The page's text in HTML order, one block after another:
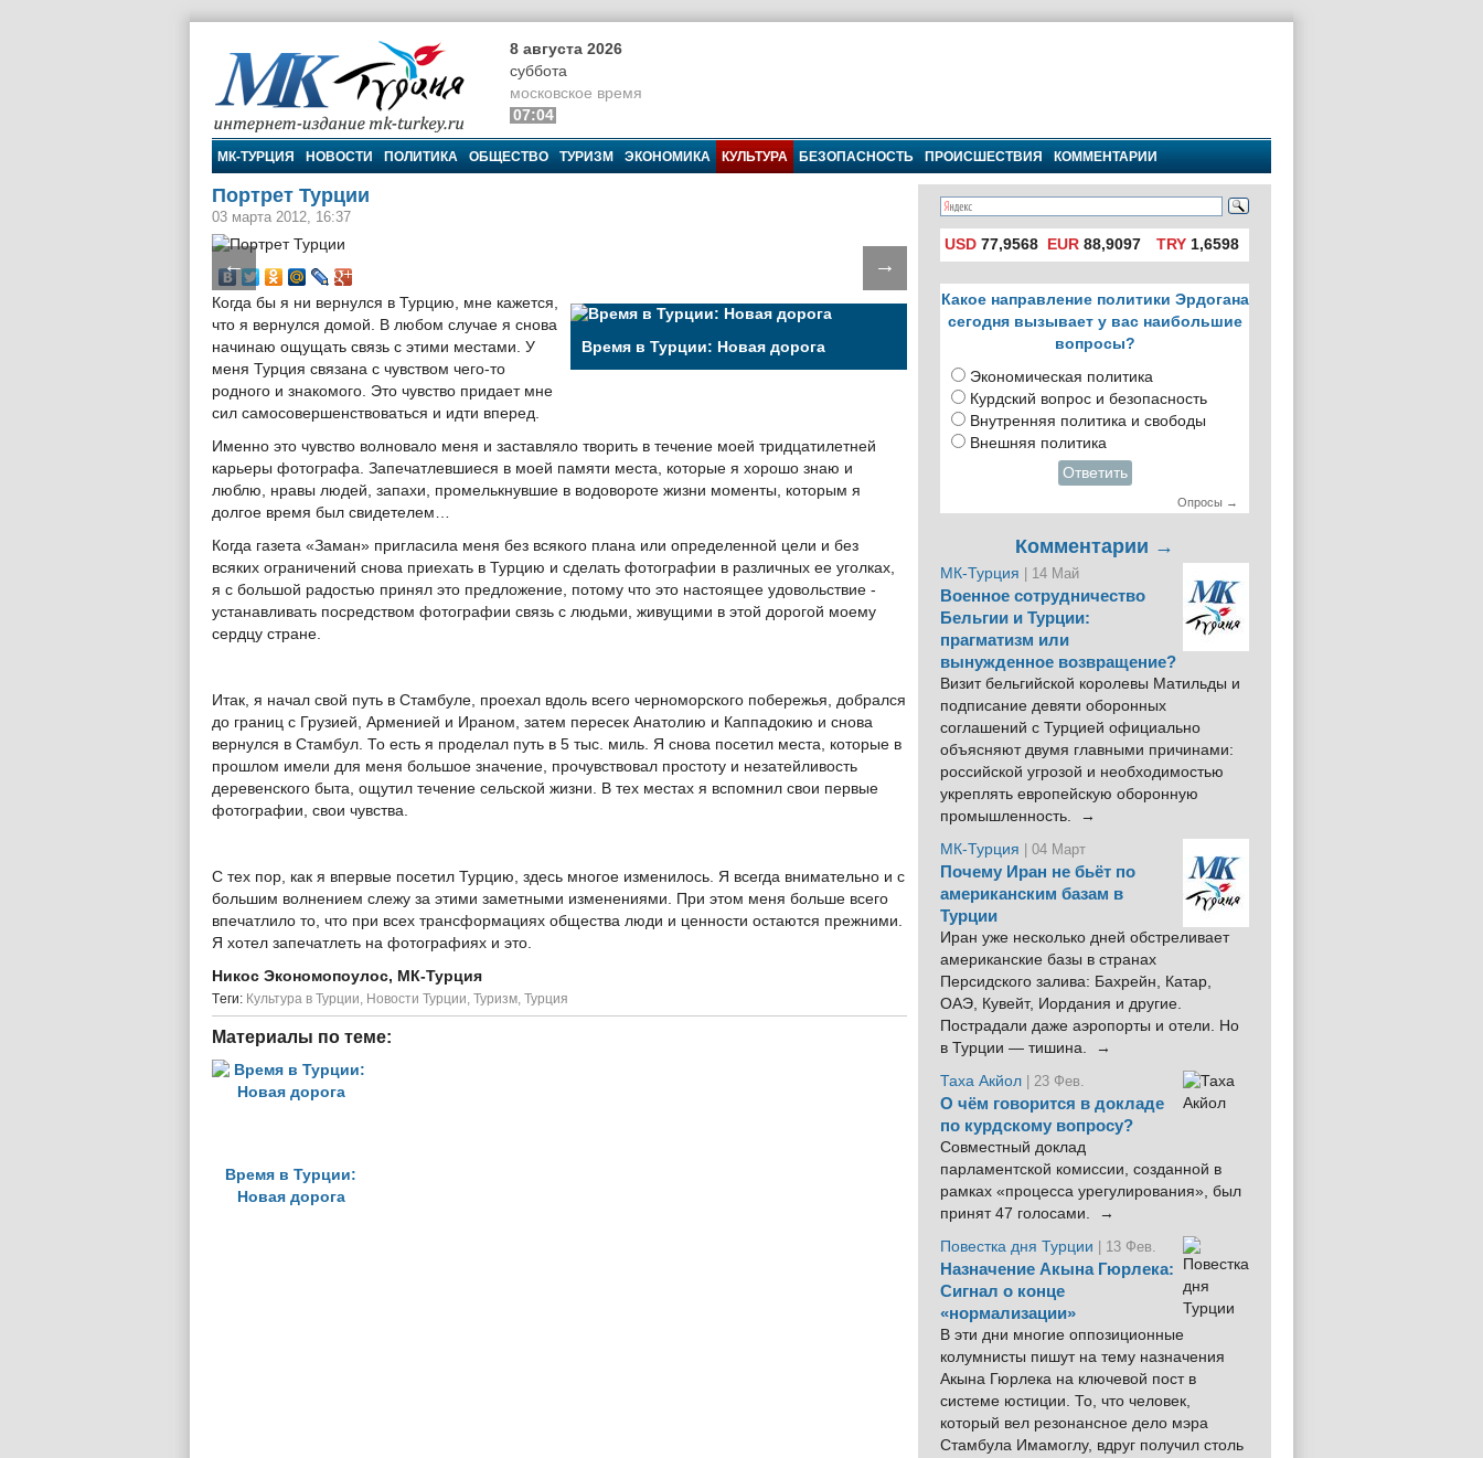
МК-Турция
8 августа 2026
суббота
московское время
07:04
МК-ТУРЦИЯ НОВОСТИ ПОЛИТИКА ОБЩЕСТВО ТУРИЗМ ЭКОНОМИКА КУЛЬТУРА БЕЗОПАСНОСТЬ ПРОИСШЕСТВИЯ КОММЕНТАРИИ
Портрет Турции
03 марта 2012, 16:37
← →
Время в Турции: Новая дорога
Когда бы я ни вернулся в Турцию, мне кажется,
что я вернулся домой. В любом случае я снова
начинаю ощущать связь с этими местами. У
меня Турция связана с чувством чего-то
родного и знакомого. Это чувство придает мне
сил самосовершенствоваться и идти вперед.
Именно это чувство волновало меня и заставляло творить в течение моей тридцатилетней
карьеры фотографа. Запечатлевшиеся в моей памяти места, которые я хорошо знаю и
люблю, нравы людей, запахи, промелькнувшие в водовороте жизни моменты, которым я
долгое время был свидетелем…
Когда газета «Заман» пригласила меня без всякого плана или определенной цели и без
всяких ограничений снова приехать в Турцию и сделать фотографии в различных ее уголках,
я с большой радостью принял это предложение, потому что это настоящее удовольствие -
устанавливать посредством фотографии связь с людьми, живущими в этой дорогой моему
сердцу стране.
Итак, я начал свой путь в Стамбуле, проехал вдоль всего черноморского побережья, добрался
до границ с Грузией, Арменией и Ираном, затем пересек Анатолию и Каппадокию и снова
вернулся в Стамбул. То есть я проделал путь в 5 тыс. миль. Я снова посетил места, которые в
прошлом имели для меня большое значение, прочувствовал простоту и незатейливость
деревенского быта, ощутил течение сельской жизни. В тех местах я вспомнил свои первые
фотографии, свои чувства.
С тех пор, как я впервые посетил Турцию, здесь многое изменилось. Я всегда внимательно и с
большим волнением слежу за этими заметными изменениями. При этом меня больше всего
впечатлило то, что при всех трансформациях общества люди и ценности остаются прежними.
Я хотел запечатлеть на фотографиях и это.
Никос Экономопоулос, МК-Турция
Tеги: Культура в Турции, Новости Турции, Туризм, Турция
Материалы по теме:
Время в Турции:
Новая дорога
USD 77,9568 EUR 88,9097 TRY1,6598
Какое направление политики Эрдогана
сегодня вызывает у вас наибольшие
вопросы?
Экономическая политика
Курдский вопрос и безопасность
Внутренняя политика и свободы
Внешняя политика
Ответить
Опросы →
Комментарии →
МК-Турция | 14 Май
Военное сотрудничество
Бельгии и Турции:
прагматизм или
вынужденное возвращение?
Визит бельгийской королевы Матильды и
подписание девяти оборонных
соглашений с Турцией официально
объясняют двумя главными причинами:
российской угрозой и необходимостью
укреплять европейскую оборонную
промышленность. →
МК-Турция
| 04 Март
Почему Иран не бьёт по
американским базам в
Турции
Иран уже несколько дней обстреливает
американские базы в странах
Персидского залива: Бахрейн, Катар,
ОАЭ, Кувейт, Иордания и другие.
Пострадали даже аэропорты и отели. Но
в Турции — тишина. →
Таха Акйол | 23 Фев.
О чём говорится в докладе
по курдскому вопросу?
Совместный доклад
парламентской комиссии, созданной в
рамках «процесса урегулирования», был
принят 47 голосами. →
Повестка дня Турции
| 13 Фев.
Назначение Акына Гюрлека:
Сигнал о конце
«нормализации»
В эти дни многие оппозиционные
колумнисты пишут на тему назначения
Акына Гюрлека на ключевой пост в
системе юстиции. То, что человек,
который вел резонансное дело мэра
Стамбула Имамоглу, вдруг получил столь